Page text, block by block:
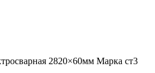
2820×60мм Марка ст3